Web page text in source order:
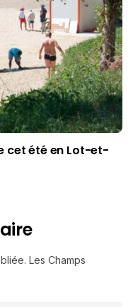
cet été en Lot-et-
Les Champs